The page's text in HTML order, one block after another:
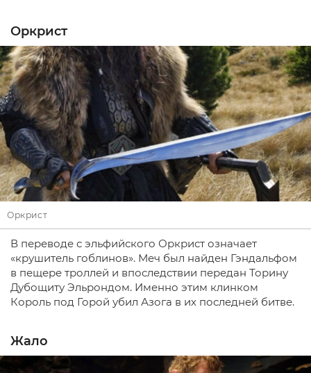
Оркрист
Оркрист
В переводе с эльфийского Оркрист означает
«крушитель гоблинов». Меч был найден Гэндальфом
в пещере троллей и впоследствии передан Торину
Дубощиту Эльрондом. Именно этим клинком
Король под Горой убил Азога в их последней битве.
Жало